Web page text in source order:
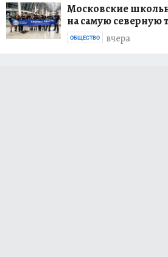
Московские
на самую северную
вчера
ОБЩЕСТВО